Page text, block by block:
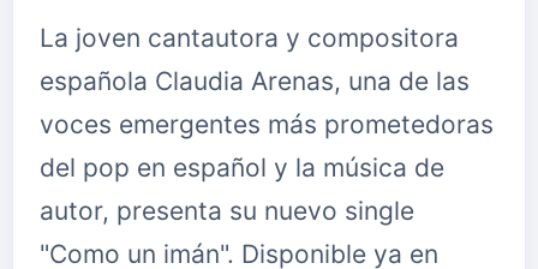
La joven cantautora y compositora
española Claudia Arenas, una de las
voces emergentes más prometedoras
del pop en español y la música de
autor, presenta su nuevo single
"Como un imán". Disponible ya en